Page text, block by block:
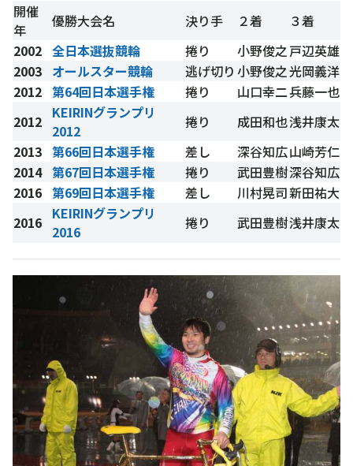
開催
年
優勝大会名 決り手 ２着
３着
2002 全日本選抜競輪 捲り 小野俊之 戸辺英雄
2003 オールスター競輪 逃げ切り 小野俊之光岡義洋
2012 第64回日本選手権 捲り 山口幸二兵藤一也
2012 KEIRINグランプリ
2012
捲り 成田和也浅井康太
2013 第66回日本選手権 差し 深谷知広山崎芳仁
2014 第67回日本選手権 捲り 武田豊樹深谷知広
2016 第69回日本選手権 差し 川村晃司新田祐大
2016 KEIRINグランプリ
2016
捲り 武田豊樹浅井康太